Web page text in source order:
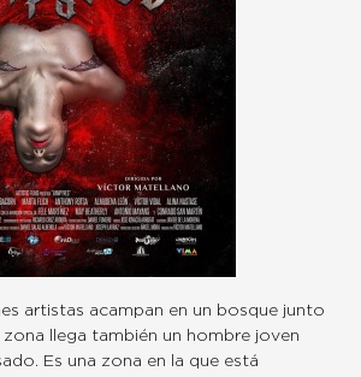
artistas acampan en un bosque junto
zona llega también un hombre joven
Es una zona en la que está